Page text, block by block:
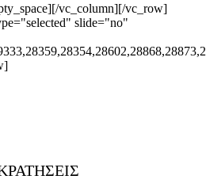
vc_column][/vc_row]
slide="no"